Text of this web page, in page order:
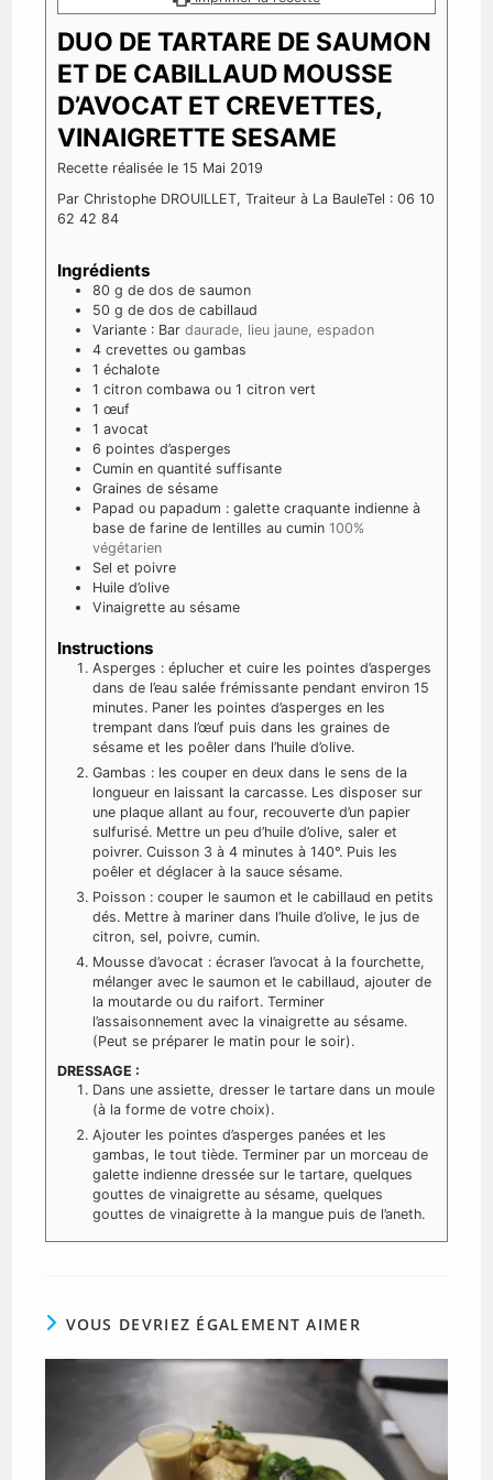
DUO DE TARTARE DE SAUMON
ET DE CABILLAUD MOUSSE
D’AVOCAT ET CREVETTES,
VINAIGRETTE SESAME
Recette réalisée le 15 Mai 2019
Par Christophe DROUILLET, Traiteur à La BauleTel : 06 10
62 42 84
Ingrédients
80 g de dos de saumon
50 g de dos de cabillaud
Variante : Bar daurade, lieu jaune, espadon
4 crevettes ou gambas
1 échalote
1 citron combawa ou 1 citron vert
1 œuf
1 avocat
6 pointes d’asperges
Cumin en quantité suffisante
Graines de sésame
Papad ou papadum : galette craquante indienne à
base de farine de lentilles au cumin 100%
végétarien
Sel et poivre
Huile d’olive
Vinaigrette au sésame
Instructions
Asperges : éplucher et cuire les pointes d’asperges
dans de l’eau salée frémissante pendant environ 15
minutes. Paner les pointes d’asperges en les
trempant dans l’œuf puis dans les graines de
sésame et les poêler dans l’huile d’olive.
Gambas : les couper en deux dans le sens de la
longueur en laissant la carcasse. Les disposer sur
une plaque allant au four, recouverte d’un papier
sulfurisé. Mettre un peu d’huile d’olive, saler et
poivrer. Cuisson 3 à 4 minutes à 140°. Puis les
poêler et déglacer à la sauce sésame.
Poisson : couper le saumon et le cabillaud en petits
dés. Mettre à mariner dans l’huile d’olive, le jus de
citron, sel, poivre, cumin.
Mousse d’avocat : écraser l’avocat à la fourchette,
mélanger avec le saumon et le cabillaud, ajouter de
la moutarde ou du raifort. Terminer
l’assaisonnement avec la vinaigrette au sésame.
(Peut se préparer le matin pour le soir).
DRESSAGE :
Dans une assiette, dresser le tartare dans un moule
(à la forme de votre choix).
Ajouter les pointes d’asperges panées et les
gambas, le tout tiède. Terminer par un morceau de
galette indienne dressée sur le tartare, quelques
gouttes de vinaigrette au sésame, quelques
gouttes de vinaigrette à la mangue puis de l’aneth.
VOUS DEVRIEZ ÉGALEMENT AIMER